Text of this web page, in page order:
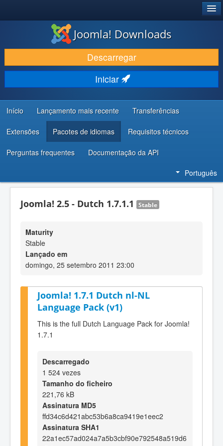
DESCARREGAR E EVOLUIR
DESCOBRIR E APRENDER
COMUNIDADE E SUPORTE
RECURSOS PARA PROGRAMADORES
Joomla! Downloads
Descarregar
Iniciar
Início Lançamento mais recente Transferências
Extensões Pacotes de idiomas Requisitos técnicos
Perguntas frequentes Documentação da API
Português
Joomla! 2.5 - Dutch 1.7.1.1 Stable
Maturity
Stable
Lançado em
domingo, 25 setembro 2011 23:00
Joomla! 1.7.1 Dutch nl-NL
Language Pack (v1)
This is the full Dutch Language Pack for Joomla!
1.7.1
Descarregado
1 524 vezes
Tamanho do ficheiro
221,76 kB
Assinatura MD5
ffd34c6d421abc53b6a8ca9419e1eec2
Assinatura SHA1
22a1ec57ad024a7a5b3cbf90e792548a519d6